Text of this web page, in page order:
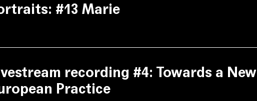
#13 Marie
recording #4: Towards a New
Practice